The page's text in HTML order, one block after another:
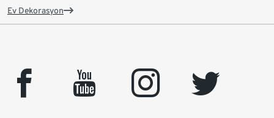
Ev Dekorasyon
facebook youtube instagram
twitter